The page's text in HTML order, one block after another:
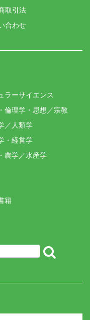
取引法
合わせ
ラーサイエンス
倫理学・思想／宗教
／人類学
・経営学
農学／水産学
籍